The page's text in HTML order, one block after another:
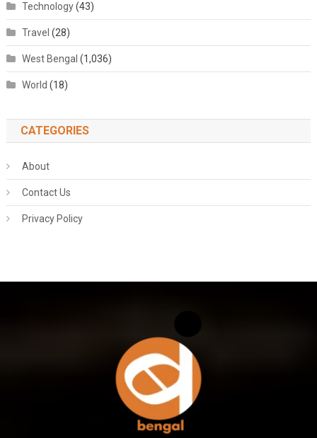
Technology(43)
Travel (28)
West Bengal (1,036)
World (18)
CATEGORIES
About
Contact Us
Privacy Policy